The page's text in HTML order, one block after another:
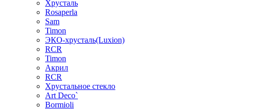
Хрусталь
Rosaperla
Sam
Timon
ЭКО-хрусталь(Luxion)
RCR
Timon
Акрил
RCR
Хрустальное стекло
Art Deco`
Bormioli